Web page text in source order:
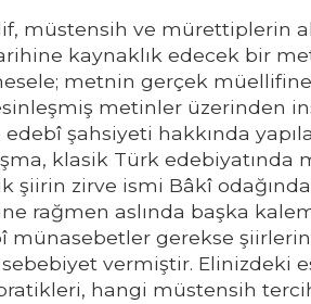
müstensih ve mürettiplerin
kaynaklık edecek bir
metnin gerçek
metinler üzerinden
şahsiyeti hakkında
klasik Türk
şiirin zirve ismi Bâkî
rağmen aslında başka
münasebetler gerekse
vermiştir. Elinizdeki
hangi müstensih